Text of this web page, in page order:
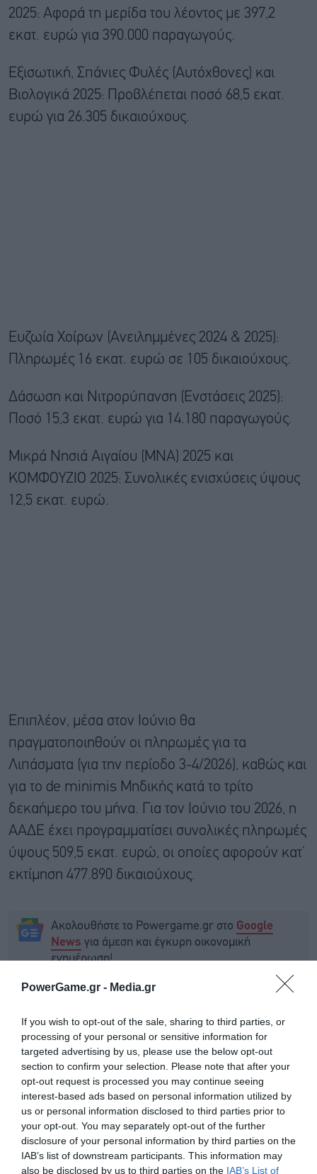
PowerGame.gr - Media.gr
If you wish to opt-out of the sale, sharing to third parties, or
processing of your personal or sensitive information for
targeted advertising by us, please use the below opt-out
section to confirm your selection. Please note that after your
opt-out request is processed you may continue seeing
interest-based ads based on personal information utilized by
us or personal information disclosed to third parties prior to
your opt-out. You may separately opt-out of the further
disclosure of your personal information by third parties on the
IAB’s list of downstream participants. This information may
also be disclosed by us to third parties on the IAB’s List of
2025: Αφορά τη μερίδα του λέοντος με 397,2
εκατ. ευρώ για 390.000 παραγωγούς.
Εξισωτική, Σπάνιες Φυλές (Αυτόχθονες) και
Βιολογικά 2025: Προβλέπεται ποσό 68,5 εκατ.
ευρώ για 26.305 δικαιούχους.
Ευζωία Χοίρων (Ανειλημμένες 2024 & 2025):
Πληρωμές 16 εκατ. ευρώ σε 105 δικαιούχους.
Δάσωση και Νιτρορύπανση (Ενστάσεις 2025):
Ποσό 15,3 εκατ. ευρώ για 14.180 παραγωγούς.
Μικρά Νησιά Αιγαίου (ΜΝΑ) 2025 και
ΚΟΜΦΟΥΖΙΟ 2025: Συνολικές ενισχύσεις ύψους
12,5 εκατ. ευρώ.
Επιπλέον, μέσα στον Ιούνιο θα
πραγματοποιηθούν οι πληρωμές για τα
Λιπάσματα (για την περίοδο 3-4/2026), καθώς και
για το de minimis Μηδικής κατά το τρίτο
δεκαήμερο του μήνα. Για τον Ιούνιο του 2026, η
ΑΑΔΕ έχει προγραμματίσει συνολικές πληρωμές
ύψους 509,5 εκατ. ευρώ, οι οποίες αφορούν κατ’
εκτίμηση 477.890 δικαιούχους.
Ακολουθήστε το Powergame.gr στο Google
News για άμεση και έγκυρη οικονομική
ενημέρωση!